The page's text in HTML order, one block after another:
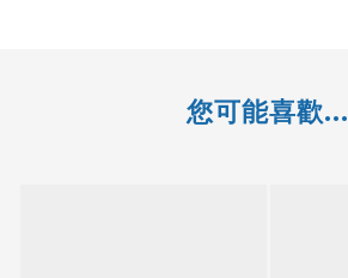
您可能喜歡...